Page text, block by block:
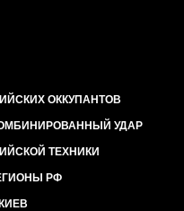
ОККУПАНТОВ
УДАР
ТЕХНИКИ
РФ